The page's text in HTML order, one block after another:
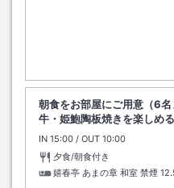
朝食をお部屋にご用意（6
牛・姫鮑陶板焼きを楽しめ
IN チェックイン
15:00 / OUT チェックアウト
10:00
夕食/朝食付き
嬉春亭 あまの章 和室 禁煙